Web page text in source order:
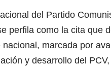
del Partido
perfila como la cita que
nacional, marcada por
y desarrollo del